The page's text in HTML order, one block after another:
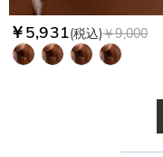
￥5,931(税込)￥9,000